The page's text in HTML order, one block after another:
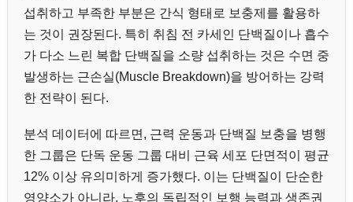
섭취하고 부족한 부분은 간식 형태로 보충제를 활용하
는 것이 권장된다. 특히 취침 전 카세인 단백질이나 흡수
가 다소 느린 복합 단백질을 소량 섭취하는 것은 수면 중
발생하는 근손실(Muscle Breakdown)을 방어하는 강력
한 전략이 된다.
분석 데이터에 따르면, 근력 운동과 단백질 보충을 병행
한 그룹은 단독 운동 그룹 대비 근육 세포 단면적이 평균
12% 이상 유의미하게 증가했다. 이는 단백질이 단순한
영양소가 아니라, 노후의 독립적인 보행 능력과 생존권